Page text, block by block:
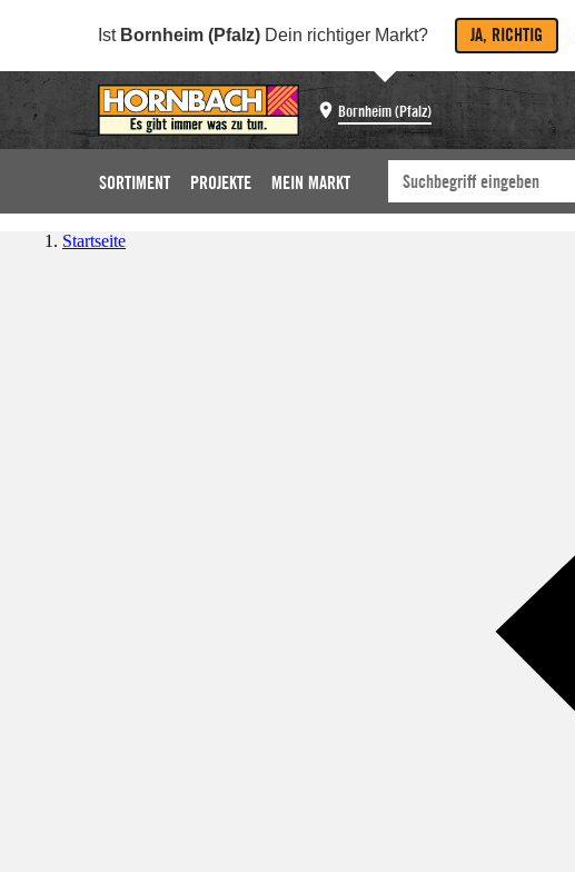
Ist Bornheim (Pfalz) Dein richtiger Markt? JA, RICHTIG
Bornheim (Pfalz)
SORTIMENT PROJEKTE MEIN MARKT
Startseite